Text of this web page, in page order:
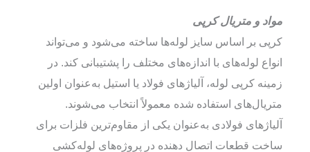
مواد و متریال کرپی
کرپی بر اساس سایز لوله‌ها ساخته می‌شود و می‌تواند
انواع لوله‌های با اندازه‌های مختلف را پشتیبانی کند. در
زمینه کرپی لوله، آلیاژهای فولاد یا استیل به‌عنوان اولین
متریال‌های استفاده شده معمولاً انتخاب می‌شوند.
آلیاژهای فولادی به‌عنوان یکی از مقاوم‌ترین فلزات برای
ساخت قطعات اتصال دهنده در پروژه‌های لوله‌کشی